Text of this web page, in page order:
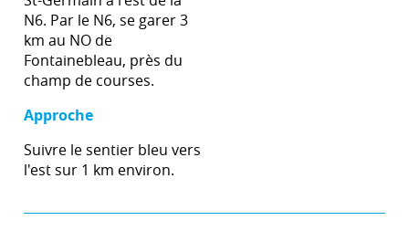
N6. Par le N6, se garer 3
km au NO de
Fontainebleau, près du
champ de courses.
Approche
Suivre le sentier bleu vers
l'est sur 1 km environ.